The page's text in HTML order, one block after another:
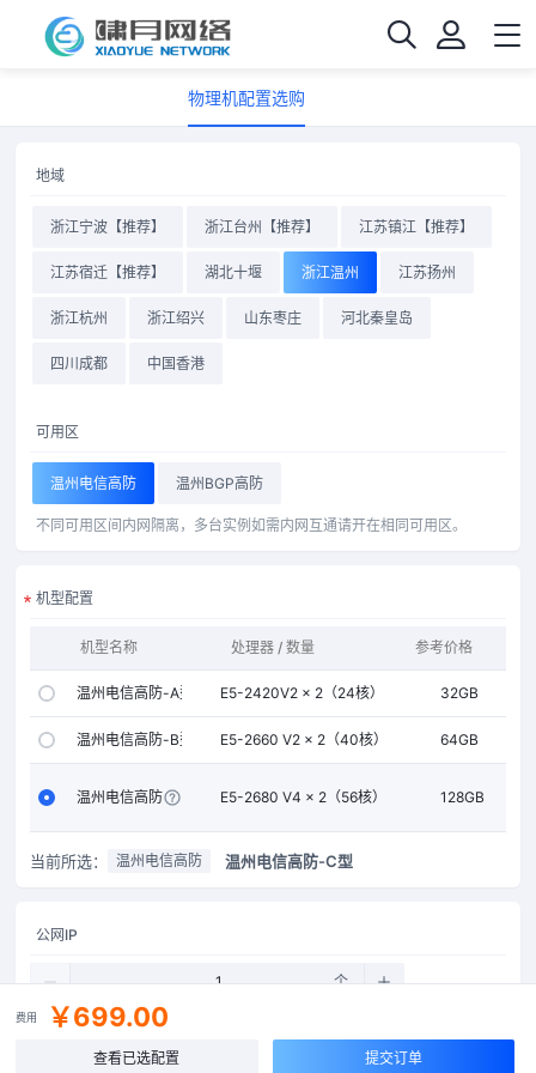
物理机配置选购
地域
浙江宁波【推荐】 浙江台州【推荐】 江苏镇江【推荐】
江苏宿迁【推荐】 湖北十堰 浙江温州 江苏扬州
浙江杭州 浙江绍兴 山东枣庄 河北秦皇岛
四川成都 中国香港
可用区
温州电信高防 温州BGP高防
不同可用区间内网隔离，多台实例如需内网互通请开在相同可用区。
机型配置
机型名称 处理器 / 数量 内存
参考价格
温州电信高防-A型 E5-2420V2 × 2（24核） 32GB
温州电信高防-B型 E5-2660 V2 × 2（40核） 64GB
温州电信高防-C型 E5-2680 V4 × 2（56核） 128GB
当前所选： 温州电信高防 温州电信高防-C型
公网IP
个
费用 ￥699.00
查看已选配置 提交订单